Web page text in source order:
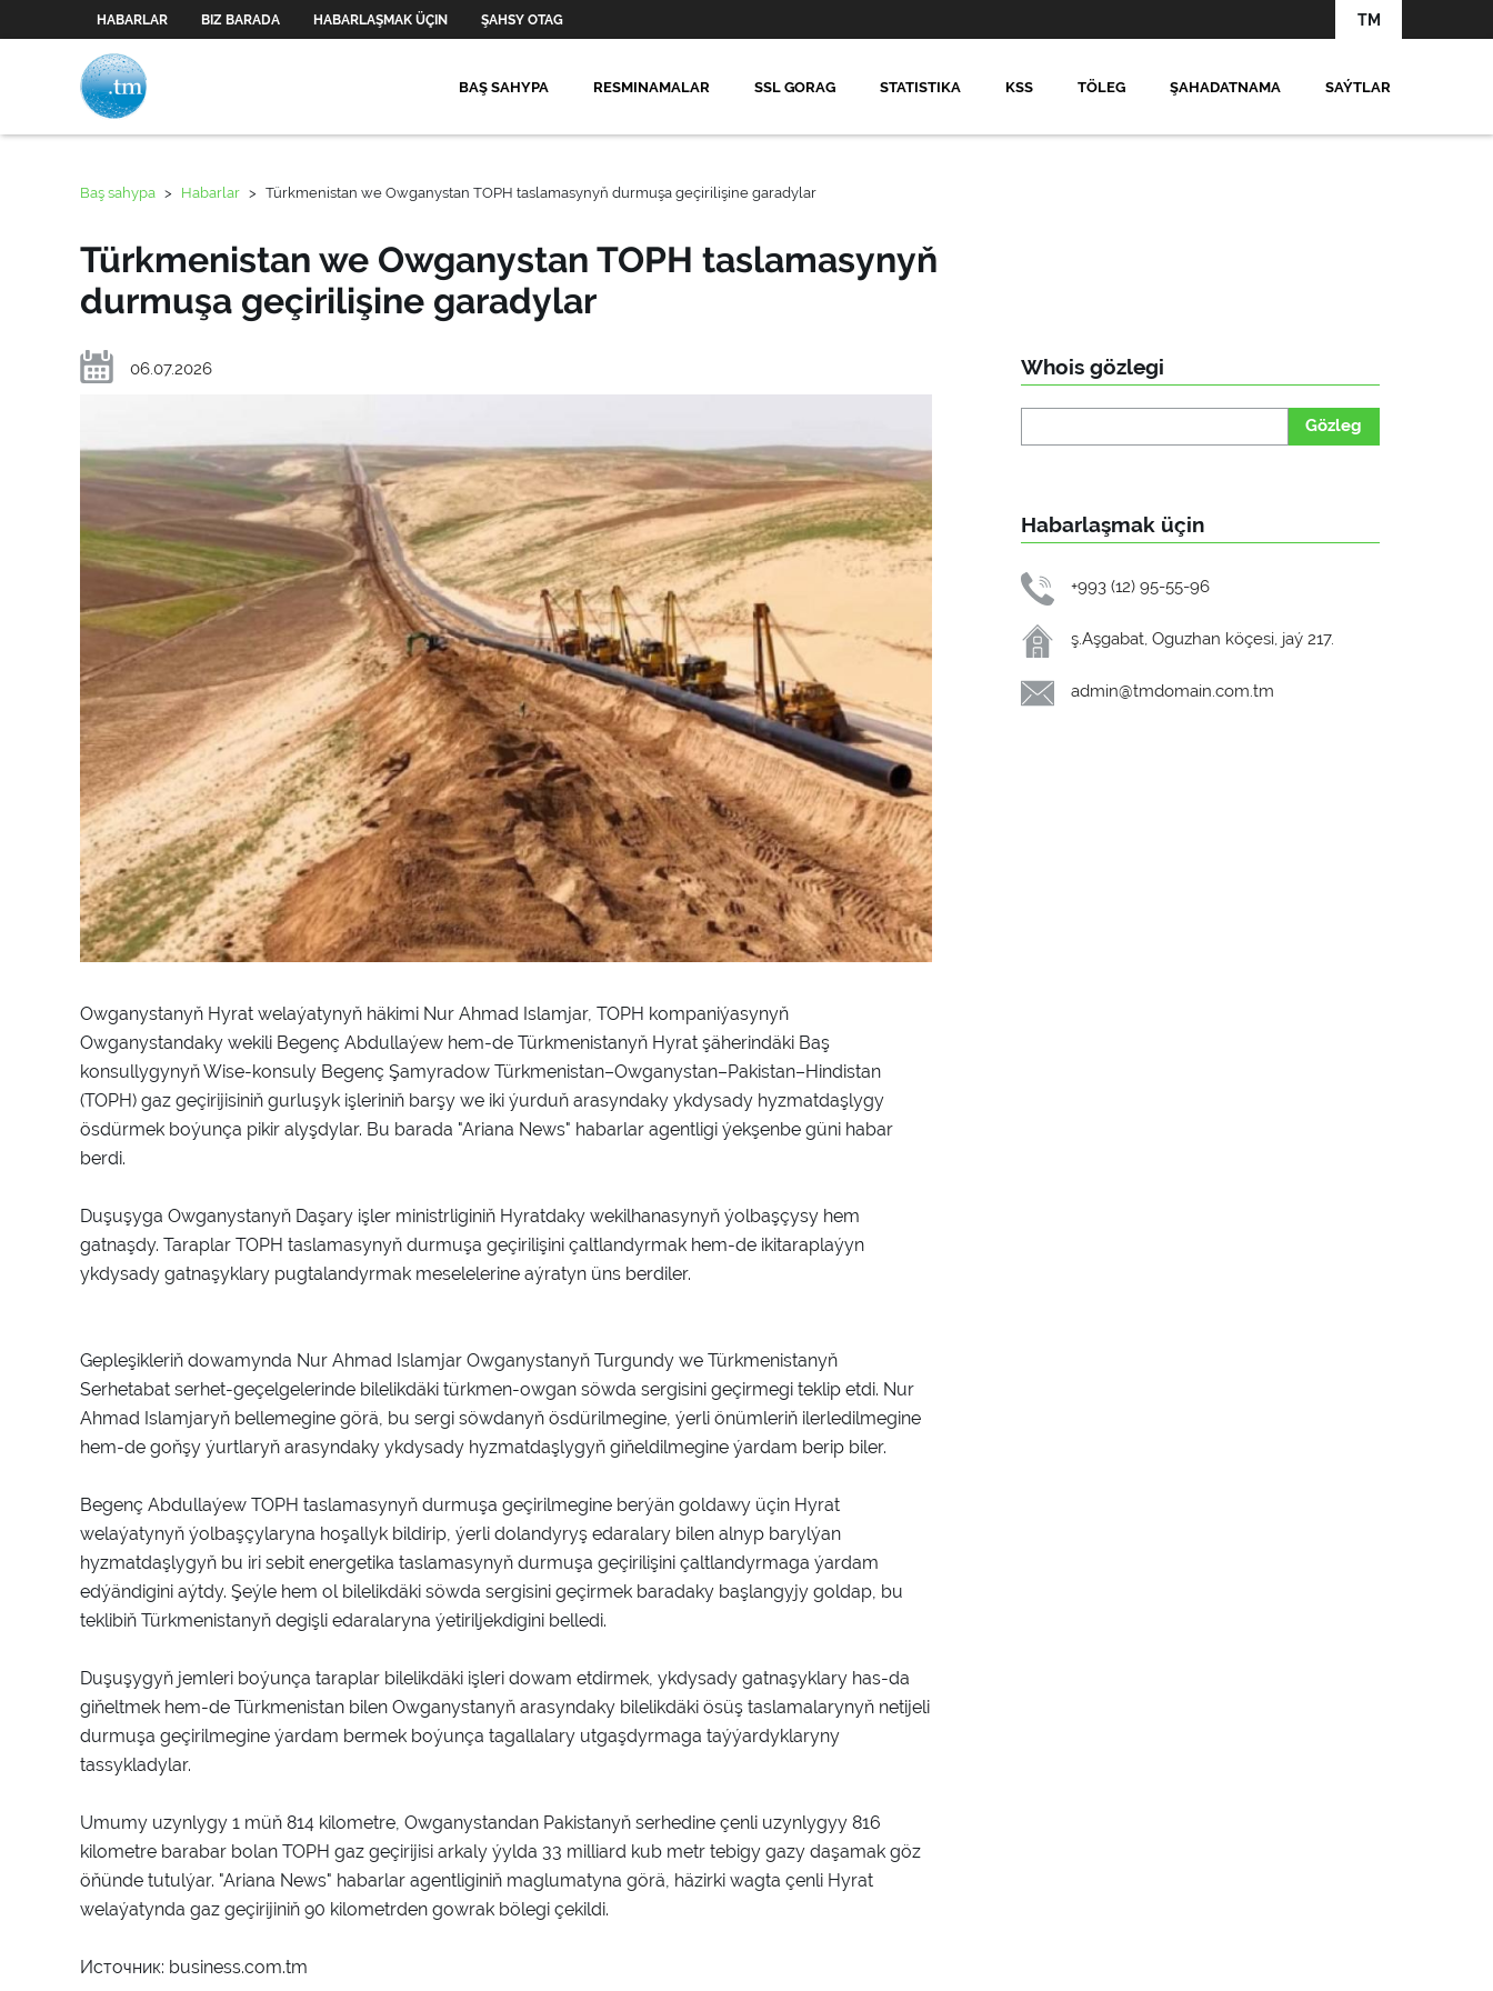
HABARLAR BIZ BARADA HABARLAŞMAK ÜÇIN ŞAHSY OTAG TM
BAŞ SAHYPA RESMINAMALAR SSL GORAG STATISTIKA KSS TÖLEG ŞAHADATNAMA SAÝTLAR
Baş sahypa > Habarlar > Türkmenistan we Owganystan TOPH taslamasynyň durmuşa geçirilişine garadylar
Türkmenistan we Owganystan TOPH taslamasynyň
durmuşa geçirilişine garadylar
06.07.2026
Owganystanyň Hyrat welaýatynyň häkimi Nur Ahmad Islamjar, TOPH kompaniýasynyň
Owganystandaky wekili Begenç Abdullaýew hem-de Türkmenistanyň Hyrat şäherindäki Baş
konsullygynyň Wise-konsuly Begenç Şamyradow Türkmenistan–Owganystan–Pakistan–Hindistan
(TOPH) gaz geçirijisiniň gurluşyk işleriniň barşy we iki ýurduň arasyndaky ykdysady hyzmatdaşlygy
ösdürmek boýunça pikir alyşdylar. Bu barada "Ariana News" habarlar agentligi ýekşenbe güni habar
berdi.
Duşuşyga Owganystanyň Daşary işler ministrliginiň Hyratdaky wekilhanasynyň ýolbaşçysy hem
gatnaşdy. Taraplar TOPH taslamasynyň durmuşa geçirilişini çaltlandyrmak hem-de ikitaraplaýyn
ykdysady gatnaşyklary pugtalandyrmak meselelerine aýratyn üns berdiler.
Gepleşikleriň dowamynda Nur Ahmad Islamjar Owganystanyň Turgundy we Türkmenistanyň
Serhetabat serhet-geçelgelerinde bilelikdäki türkmen-owgan söwda sergisini geçirmegi teklip etdi. Nur
Ahmad Islamjaryň bellemegine görä, bu sergi söwdanyň ösdürilmegine, ýerli önümleriň ilerledilmegine
hem-de goňşy ýurtlaryň arasyndaky ykdysady hyzmatdaşlygyň giňeldilmegine ýardam berip biler.
Begenç Abdullaýew TOPH taslamasynyň durmuşa geçirilmegine berýän goldawy üçin Hyrat
welaýatynyň ýolbaşçylaryna hoşallyk bildirip, ýerli dolandyryş edaralary bilen alnyp barylýan
hyzmatdaşlygyň bu iri sebit energetika taslamasynyň durmuşa geçirilişini çaltlandyrmaga ýardam
edýändigini aýtdy. Şeýle hem ol bilelikdäki söwda sergisini geçirmek baradaky başlangyjy goldap, bu
teklibiň Türkmenistanyň degişli edaralaryna ýetiriljekdigini belledi.
Duşuşygyň jemleri boýunça taraplar bilelikdäki işleri dowam etdirmek, ykdysady gatnaşyklary has-da
giňeltmek hem-de Türkmenistan bilen Owganystanyň arasyndaky bilelikdäki ösüş taslamalarynyň netijeli
durmuşa geçirilmegine ýardam bermek boýunça tagallalary utgaşdyrmaga taýýardyklaryny
tassykladylar.
Umumy uzynlygy 1 müň 814 kilometre, Owganystandan Pakistanyň serhedine çenli uzynlygyy 816
kilometre barabar bolan TOPH gaz geçirijisi arkaly ýylda 33 milliard kub metr tebigy gazy daşamak göz
öňünde tutulýar. "Ariana News" habarlar agentliginiň maglumatyna görä, häzirki wagta çenli Hyrat
welaýatynda gaz geçirijiniň 90 kilometrden gowrak bölegi çekildi.
Источник: business.com.tm
Whois gözlegi
Gözleg
Habarlaşmak üçin
+993 (12) 95-55-96
ş.Aşgabat, Oguzhan köçesi, jaý 217.
admin@tmdomain.com.tm